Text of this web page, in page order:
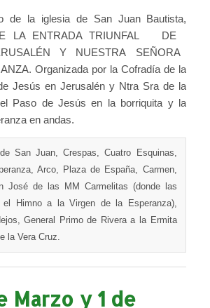
de la iglesia de San Juan Bautista,
LA ENTRADA TRIUNFAL DE
Y NUESTRA SEÑORA
Organizada por la Cofradía de la
Jesús en Jerusalén y Ntra Sra de la
Paso de Jesús en la borriquita y la
en andas.
San Juan, Crespas, Cuatro Esquinas,
Arco, Plaza de España, Carmen,
José de las MM Carmelitas (donde las
el Himno a la Virgen de la Esperanza),
General Primo de Rivera a la Ermita
la Vera Cruz.
Marzo y 1 de